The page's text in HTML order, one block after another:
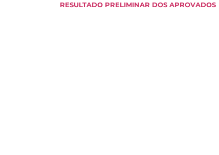
RESULTADO PRELIMINAR DOS APROVADOS